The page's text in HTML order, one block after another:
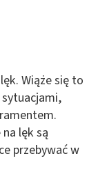
Wiąże się to
lęk są
przebywać w